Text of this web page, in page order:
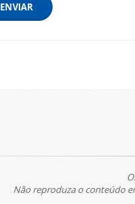
ENVIAR
Não reproduza o conteúdo